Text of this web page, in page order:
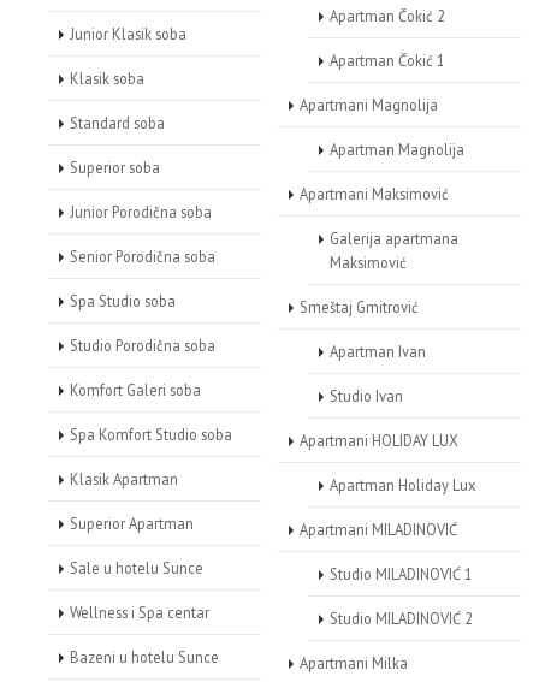
Junior Klasik soba
Klasik soba
Standard soba
Superior soba
Junior Porodična soba
Senior Porodična soba
Spa Studio soba
Studio Porodična soba
Komfort Galeri soba
Spa Komfort Studio soba
Klasik Apartman
Superior Apartman
Sale u hotelu Sunce
Wellness i Spa centar
Bazeni u hotelu Sunce
Apartman Čokić 2
Apartman Čokić 1
Apartmani Magnolija
Apartman Magnolija
Apartmani Maksimović
Galerija apartmana
Maksimović
Smeštaj Gmitrović
Apartman Ivan
Studio Ivan
Apartmani HOLIDAY LUX
Apartman Holiday Lux
Apartmani MILADINOVIĆ
Studio MILADINOVIĆ 1
Studio MILADINOVIĆ 2
Apartmani Milka